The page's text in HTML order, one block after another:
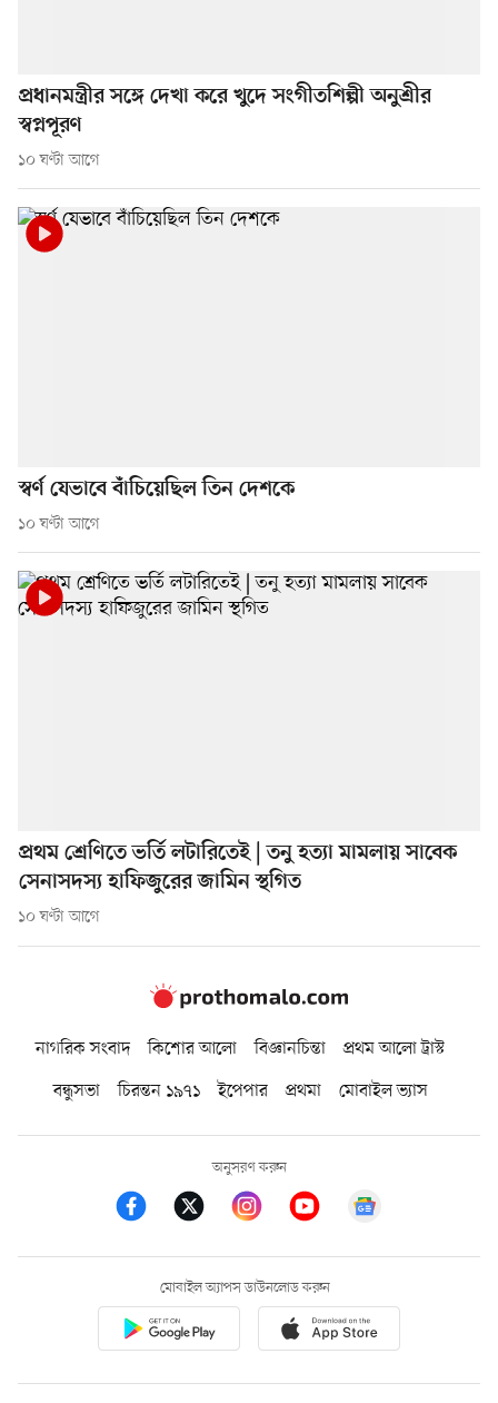
প্রধানমন্ত্রীর সঙ্গে দেখা করে খুদে সংগীতশিল্পী অনুশ্রীর
স্বপ্নপূরণ
১০ ঘণ্টা আগে
স্বর্ণ যেভাবে বাঁচিয়েছিল তিন দেশকে
১০ ঘণ্টা আগে
প্রথম শ্রেণিতে ভর্তি লটারিতেই | তনু হত্যা মামলায় সাবেক
সেনাসদস্য হাফিজুরের জামিন স্থগিত
১০ ঘণ্টা আগে
নাগরিক সংবাদ কিশোর আলো বিজ্ঞানচিন্তা
প্রথম আলো ট্রাস্ট
বন্ধুসভা
চিরন্তন ১৯৭১ ইপেপার প্রথমা মোবাইল ভ্যাস
অনুসরণ করুন
মোবাইল অ্যাপস ডাউনলোড করুন